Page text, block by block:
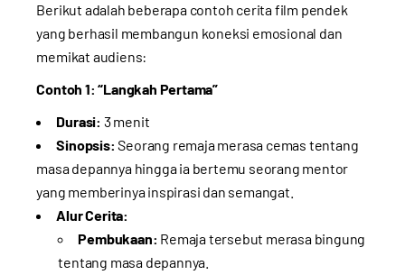
Berikut adalah beberapa contoh cerita film pendek
yang berhasil membangun koneksi emosional dan
memikat audiens:
Contoh 1: “Langkah Pertama”
Durasi: 3 menit
Sinopsis: Seorang remaja merasa cemas tentang
masa depannya hingga ia bertemu seorang mentor
yang memberinya inspirasi dan semangat.
Alur Cerita:
Pembukaan: Remaja tersebut merasa bingung
tentang masa depannya.